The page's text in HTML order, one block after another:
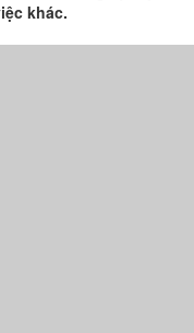
khác.